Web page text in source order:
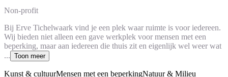
Non-profit
Bij Erve Tichelwaark vind je een plek waar ruimte is voor iedereen.
Wij bieden niet alleen een gave werkplek voor mensen met een
beperking, maar aan iedereen die thuis zit en eigenlijk wel weer wat
... Toon meer
Kunst & cultuurMensen met een beperkingNatuur & Milieu